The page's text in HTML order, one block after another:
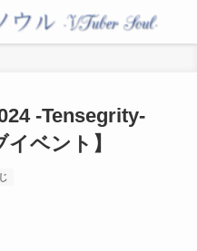
-Tensegrity-
イベント】